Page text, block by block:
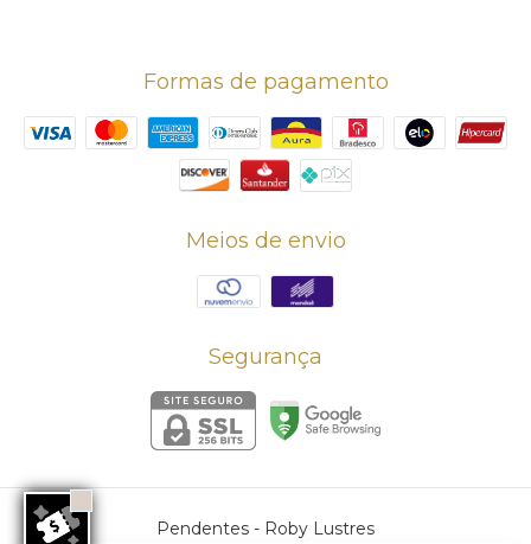
Formas de pagamento
Meios de envio
Segurança
Pendentes - Roby Lustres